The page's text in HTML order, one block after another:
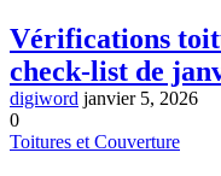
Vérifications
check-list de
digiword janvier 5, 2026
0
Toitures et Couverture